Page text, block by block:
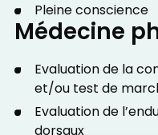
Pleine conscience
Médecine
Evaluation de la
et/ou test de
Evaluation de